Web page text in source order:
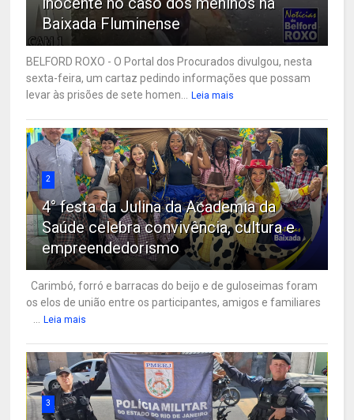
Baixada Fluminense
BELFORD ROXO - O Portal dos Procurados divulgou, nesta
sexta-feira, um cartaz pedindo informações que possam
levar às prisões de sete homen...
Leia mais
2
4° festa da Julina da Academia da
Saúde celebra convivência, cultura e
empreendedorismo
Carimbó, forró e barracas do beijo e de guloseimas foram
os elos de união entre os participantes, amigos e familiares
Leia mais
3